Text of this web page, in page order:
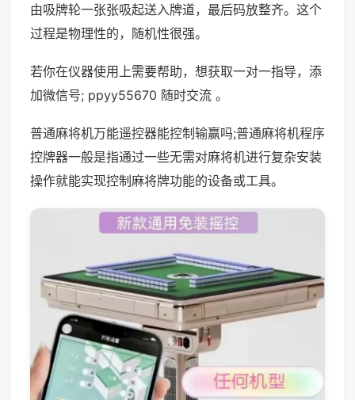
由吸牌轮一张张吸起送入牌道，最后码放整齐。这个
过程是物理性的，随机性很强。
若你在仪器使用上需要帮助，想获取一对一指导，添
加微信号; ppyy55670 随时交流 。
普通麻将机万能遥控器能控制输赢吗;普通麻将机程序
控牌器一般是指通过一些无需对麻将机进行复杂安装
操作就能实现控制麻将牌功能的设备或工具。